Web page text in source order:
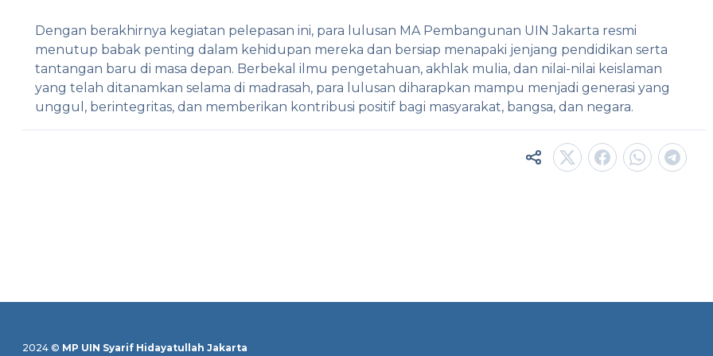
Dengan berakhirnya kegiatan pelepasan ini, para lulusan MA Pembangunan UIN Jakarta resmi
menutup babak penting dalam kehidupan mereka dan bersiap menapaki jenjang pendidikan serta
tantangan baru di masa depan. Berbekal ilmu pengetahuan, akhlak mulia, dan nilai-nilai keislaman
yang telah ditanamkan selama di madrasah, para lulusan diharapkan mampu menjadi generasi yang
unggul, berintegritas, dan memberikan kontribusi positif bagi masyarakat, bangsa, dan negara.
2024 © MP UIN Syarif Hidayatullah Jakarta